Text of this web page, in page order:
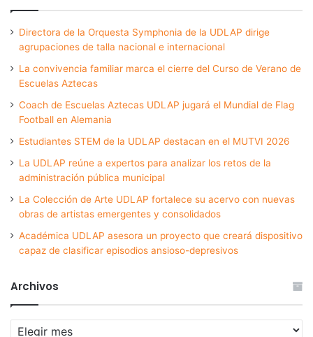
Directora de la Orquesta Symphonia de la UDLAP dirige
agrupaciones de talla nacional e internacional
La convivencia familiar marca el cierre del Curso de Verano de
Escuelas Aztecas
Coach de Escuelas Aztecas UDLAP jugará el Mundial de Flag
Football en Alemania
Estudiantes STEM de la UDLAP destacan en el MUTVI 2026
La UDLAP reúne a expertos para analizar los retos de la
administración pública municipal
La Colección de Arte UDLAP fortalece su acervo con nuevas
obras de artistas emergentes y consolidados
Académica UDLAP asesora un proyecto que creará dispositivo
capaz de clasificar episodios ansioso-depresivos
Archivos
Archivos